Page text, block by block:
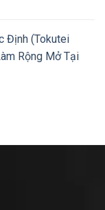
Định (Tokutei
Rộng Mở Tại